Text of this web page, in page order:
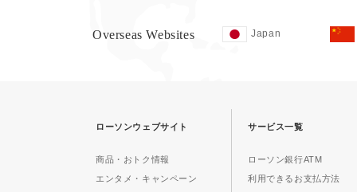
Overseas Websites Japan
ローソンウェブサイト
商品・おトク情報
エンタメ・キャンペーン
サービス一覧
ローソン銀行ATM
利用できるお支払方法